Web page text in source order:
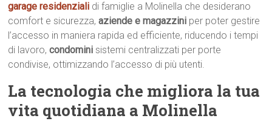
garage residenziali di famiglie a Molinella che desiderano
comfort e sicurezza,aziende e magazzini per poter gestire
l’accesso in maniera rapida ed efficiente, riducendo i tempi
di lavoro,condomini sistemi centralizzati per porte
condivise, ottimizzando l’accesso di più utenti.
La tecnologia che migliora la tua
vita quotidiana a Molinella